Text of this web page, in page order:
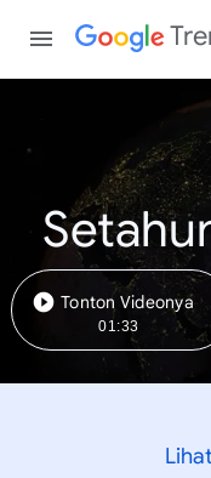
Tonton Videonya
01:33